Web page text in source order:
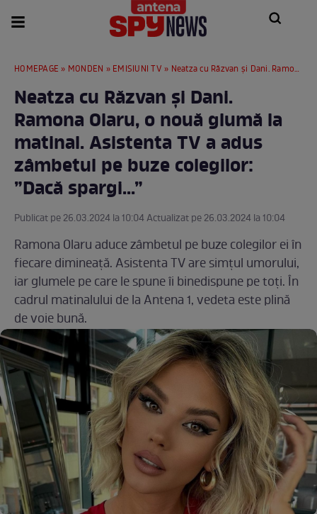
HOMEPAGE » MONDEN » EMISIUNI TV » Neatza cu Răzvan și Dani. Ramona Olaru, o nouă glumă la matinal. Asistenta TV a adus zâmbetul pe buze colegilor: ”Dacă spargi...”
Neatza cu Răzvan și Dani.
Ramona Olaru, o nouă glumă la
matinal. Asistenta TV a adus
zâmbetul pe buze colegilor:
”Dacă spargi...”
Publicat pe 26.03.2024 la 10:04 Actualizat pe 26.03.2024 la 10:04
Ramona Olaru aduce zâmbetul pe buze colegilor ei în
fiecare dimineață. Asistenta TV are simțul umorului,
iar glumele pe care le spune îi binedispune pe toți. În
cadrul matinalului de la Antena 1, vedeta este plină
de voie bună.